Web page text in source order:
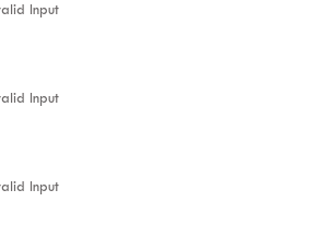
Input
Input
Input